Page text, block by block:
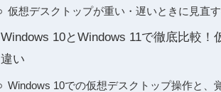
仮想デスクトップが重い・遅いときに見直
Windows 10とWindows 11で徹底比較
違い
Windows 10での仮想デスクトップ操作と、